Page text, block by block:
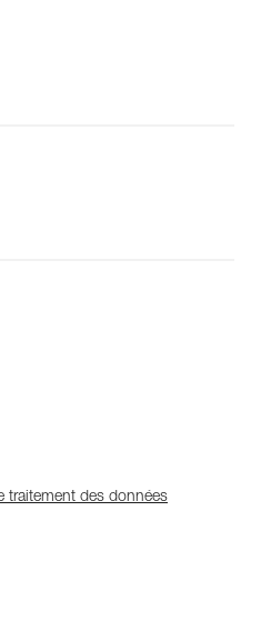
traitement des données